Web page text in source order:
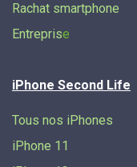
Rachat smartphone
Entreprise
iPhone Second Life
Tous nos iPhones
iPhone 11